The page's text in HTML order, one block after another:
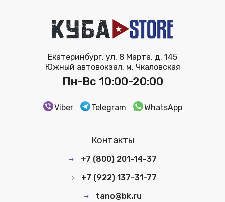
Екатеринбург, ул. 8 Марта, д. 145
Южный автовокзал, м. Чкаловская
Пн-Вс 10:00-20:00
Viber Telegram WhatsApp
Контакты
+7 (800) 201-14-37
+7 (922) 137-31-77
tano@bk.ru